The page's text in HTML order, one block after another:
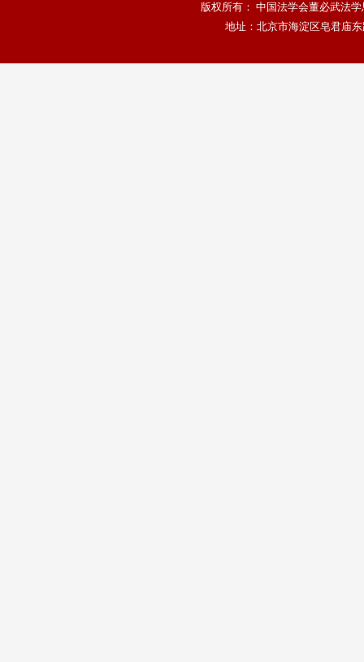
版权所有： 中国法学会董必武法
地址：北京市海淀区皂君庙